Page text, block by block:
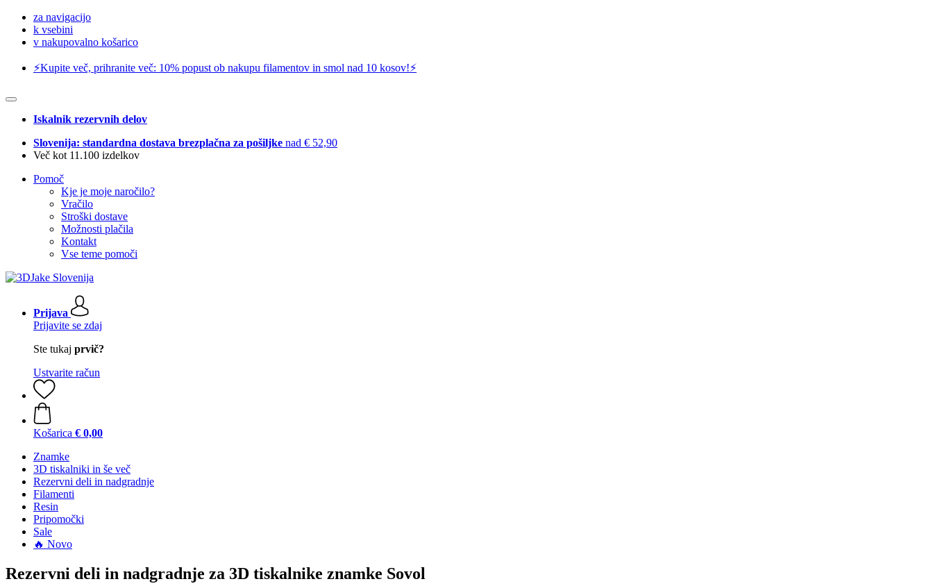
za navigacijo
k vsebini
v nakupovalno košarico
⚡️Kupite več, prihranite več: 10% popust ob nakupu filamentov in smol nad 10 kosov!⚡️
Iskalnik rezervnih delov
Slovenija: standardna dostava brezplačna za pošiljke nad € 52,90
Več kot 11.100 izdelkov
Pomoč
Kje je moje naročilo?
Vračilo
Stroški dostave
Možnosti plačila
Kontakt
Vse teme pomoči
Prijava
Prijavite se zdaj
Ste tukaj prvič?
Ustvarite račun
Košarica € 0,00
Znamke
3D tiskalniki in še več
Rezervni deli in nadgradnje
Filamenti
Resin
Pripomočki
Sale
🔥 Novo
Rezervni deli in nadgradnje za 3D tiskalnike znamke Sovol